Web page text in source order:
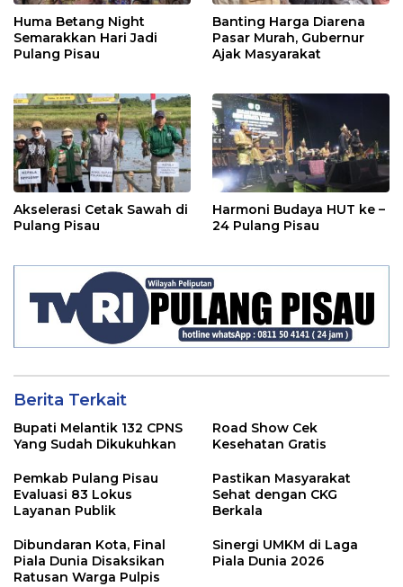
Huma Betang Night
Semarakkan Hari Jadi
Pulang Pisau
Banting Harga Diarena
Pasar Murah, Gubernur
Ajak Masyarakat
Akselerasi Cetak Sawah di
Pulang Pisau
Harmoni Budaya HUT ke –
24 Pulang Pisau
Berita Terkait
Bupati Melantik 132 CPNS
Yang Sudah Dikukuhkan
Road Show Cek
Kesehatan Gratis
Pemkab Pulang Pisau
Evaluasi 83 Lokus
Layanan Publik
Pastikan Masyarakat
Sehat dengan CKG
Berkala
Dibundaran Kota, Final
Piala Dunia Disaksikan
Ratusan Warga Pulpis
Sinergi UMKM di Laga
Piala Dunia 2026